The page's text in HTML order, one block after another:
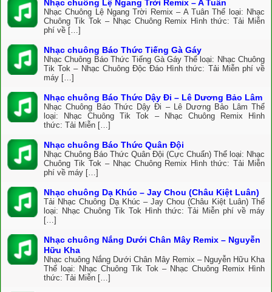
Nhạc chuông Lệ Ngang Trời Remix – A Tuân
Nhạc Chuông Lệ Ngang Trời Remix – A Tuân Thể loại: Nhạc
Chuông Tik Tok – Nhạc Chuông Remix Hình thức: Tải Miễn
phí về […]
Nhạc chuông Báo Thức Tiếng Gà Gáy
Nhạc Chuông Báo Thức Tiếng Gà Gáy Thể loại: Nhạc Chuông
Tik Tok – Nhạc Chuông Độc Đáo Hình thức: Tải Miễn phí về
máy […]
Nhạc chuông Báo Thức Dậy Đi – Lê Dương Bảo Lâm
Nhạc Chuông Báo Thức Dậy Đi – Lê Dương Bảo Lâm Thể
loại: Nhạc Chuông Tik Tok – Nhạc Chuông Remix Hình
thức: Tải Miễn […]
Nhạc chuông Báo Thức Quân Đội
Nhạc Chuông Báo Thức Quân Đội (Cực Chuẩn) Thể loại: Nhạc
Chuông Tik Tok – Nhạc Chuông Remix Hình thức: Tải Miễn
phí về máy […]
Nhạc chuông Dạ Khúc – Jay Chou (Châu Kiệt Luân)
Tải Nhạc Chuông Dạ Khúc – Jay Chou (Châu Kiệt Luân) Thể
loại: Nhạc Chuông Tik Tok Hình thức: Tải Miễn phí về máy
[…]
Nhạc chuông Nắng Dưới Chân Mây Remix – Nguyễn
Hữu Kha
Nhạc chuông Nắng Dưới Chân Mây Remix – Nguyễn Hữu Kha
Thể loại: Nhạc Chuông Tik Tok – Nhạc Chuông Remix Hình
thức: Tải Miễn […]